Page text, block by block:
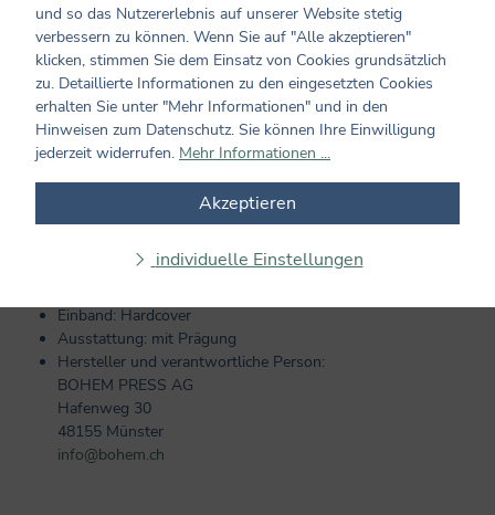
uralten Riesen weckt. Bäume können ein Zuhause sein. Und wer
hat noch nie davon geträumt, in einem zu leben?
Produktinformationen
Altersempfehlung: ab 3 Jahren
Format: 27,5 x 34,3
Einband: Hardcover
Ausstattung: mit Prägung
Hersteller und verantwortliche Person:
BOHEM PRESS AG
Hafenweg 30
48155 Münster
info@bohem.ch
und so das Nutzererlebnis auf unserer Website stetig
verbessern zu können. Wenn Sie auf "Alle akzeptieren"
klicken, stimmen Sie dem Einsatz von Cookies grundsätzlich
zu. Detaillierte Informationen zu den eingesetzten Cookies
erhalten Sie unter "Mehr Informationen" und in den
Hinweisen zum Datenschutz. Sie können Ihre Einwilligung
jederzeit widerrufen. Mehr Informationen ...
Akzeptieren
individuelle Einstellungen